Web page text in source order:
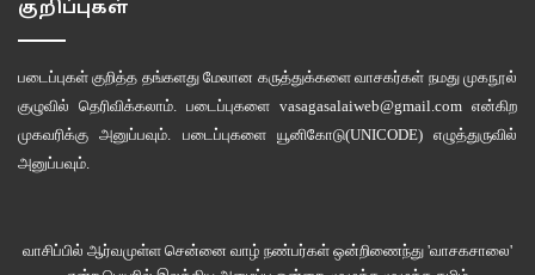
குறிப்புகள்
படைப்புகள் குறித்த தங்களது மேலான கருத்துக்களை வாசகர்கள் நமது முகநூல்
குழுவில் தெரிவிக்கலாம். படைப்புகளை vasagasalaiweb@gmail.com என்கிற
முகவரிக்கு அனுப்பவும். படைப்புகளை யூனிகோடு(UNICODE)எழுத்துருவில்
அனுப்பவும்.
வாசிப்பில் ஆர்வமுள்ள சென்னை வாழ் நண்பர்கள் ஒன்றிணைந்து 'வாசகசாலை'